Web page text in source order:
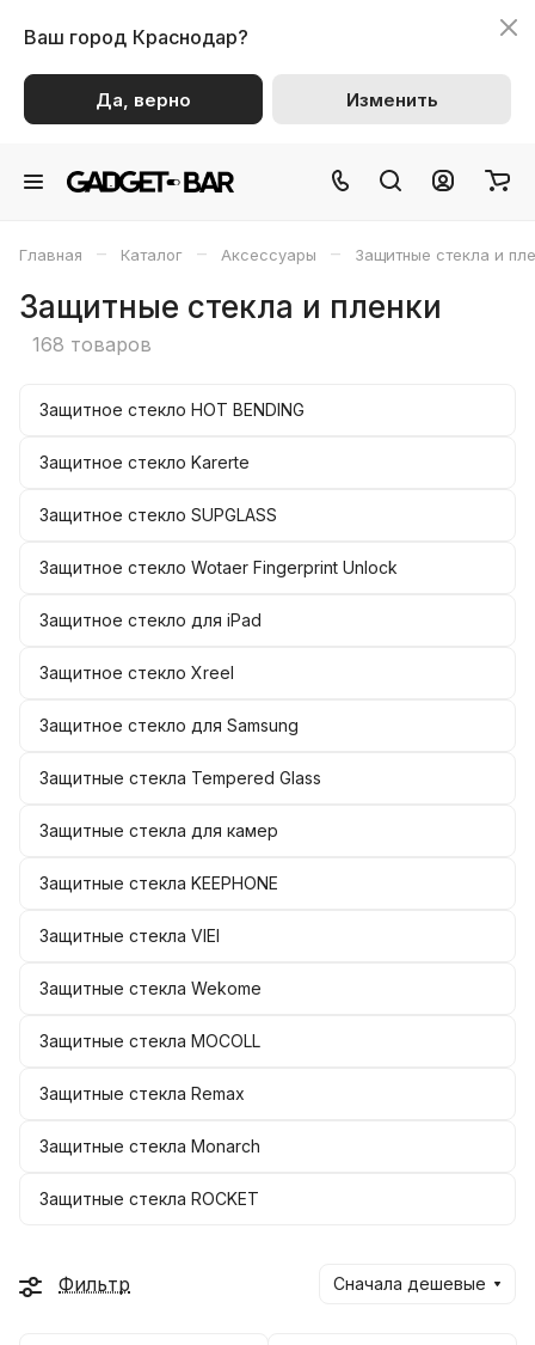
Ваш город Краснодар?
Да, верно Изменить
Главная – Каталог – Аксессуары – Защитные стекла и
Защитные стекла и пленки
168 товаров
Защитное стекло HOT BENDING
Защитное стекло Karerte
Защитное стекло SUPGLASS
Защитное стекло Wotaer Fingerprint Unlock
Защитное стекло для iPad
Защитное стекло Xreel
Защитное стекло для Samsung
Защитные стекла Tempered Glass
Защитные стекла для камер
Защитные стекла KEEPHONE
Защитные стекла VIEI
Защитные стекла Wekome
Защитные стекла MOCOLL
Защитные стекла Remax
Защитные стекла Monarch
Защитные стекла ROCKET
Фильтр Сначала дешевые